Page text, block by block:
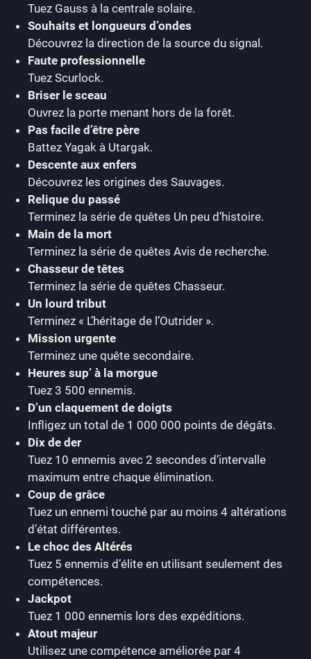
Tuez Gauss à la centrale solaire.
Souhaits et longueurs d’ondes
Découvrez la direction de la source du signal.
Faute professionnelle
Tuez Scurlock.
Briser le sceau
Ouvrez la porte menant hors de la forêt.
Pas facile d’être père
Battez Yagak à Utargak.
Descente aux enfers
Découvrez les origines des Sauvages.
Relique du passé
Terminez la série de quêtes Un peu d’histoire.
Main de la mort
Terminez la série de quêtes Avis de recherche.
Chasseur de têtes
Terminez la série de quêtes Chasseur.
Un lourd tribut
Terminez « L’héritage de l’Outrider ».
Mission urgente
Terminez une quête secondaire.
Heures sup’ à la morgue
Tuez 3 500 ennemis.
D’un claquement de doigts
Infligez un total de 1 000 000 points de dégâts.
Dix de der
Tuez 10 ennemis avec 2 secondes d’intervalle
maximum entre chaque élimination.
Coup de grâce
Tuez un ennemi touché par au moins 4 altérations
d’état différentes.
Le choc des Altérés
Tuez 5 ennemis d’élite en utilisant seulement des
compétences.
Jackpot
Tuez 1 000 ennemis lors des expéditions.
Atout majeur
Utilisez une compétence améliorée par 4